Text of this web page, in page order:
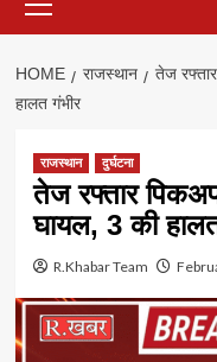
Menu
HOME राजस्थान
तेज
हालत गंभीर
राजस्थान दुर्घटना
तेज रफ्तार
घायल, 3 की
R.Khabar Team